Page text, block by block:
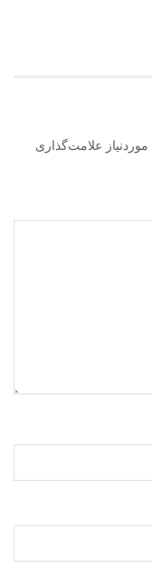
علامت‌گذاری